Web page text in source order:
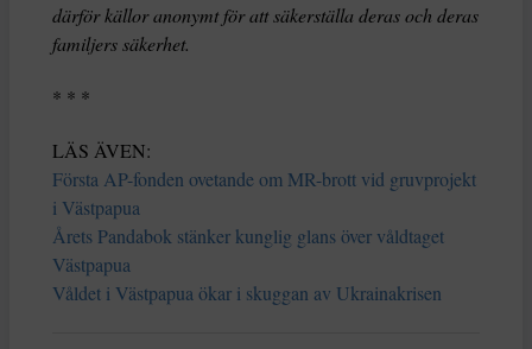
därför källor anonymt för att säkerställa deras och deras
familjers säkerhet.
* * *
LÄS ÄVEN:
Första AP-fonden ovetande om MR-brott vid gruvprojekt
i Västpapua
Årets Pandabok stänker kunglig glans över våldtaget
Västpapua
Våldet i Västpapua ökar i skuggan av Ukrainakrisen